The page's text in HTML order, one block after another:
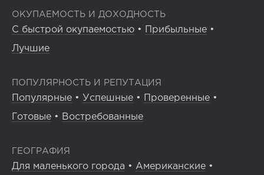
ОКУПАЕМОСТЬ И ДОХОДНОСТЬ
С быстрой окупаемостью • Прибыльные •
Лучшие
ПОПУЛЯРНОСТЬ И РЕПУТАЦИЯ
Популярные • Успешные • Проверенные •
Готовые • Востребованные
ГЕОГРАФИЯ
Для маленького города • Американские •